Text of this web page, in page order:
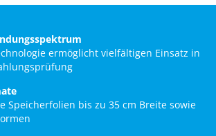
ermöglicht vielfältigen Einsatz in
Speicherfolien bis zu 35 cm Breite sowie